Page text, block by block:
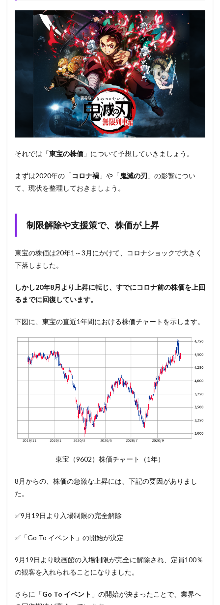
それでは「東宝の株価 」について予想していきましょう。
まずは2020年の「コロナ禍 」や「鬼滅の刃 」の影響につい
て、現状を整理しておきましょう。
制限解除や支援策で、株価が上昇
東宝の株価は20年1～3月にかけて、コロナショックで大きく
下落しました。
しかし20年8月より上昇に転じ、すでにコロナ前の株価を上回
るまでに回復しています。
下図に、東宝の直近1年間における株価チャートを示します。
東宝（9602）株価チャート（1年）
8月からの、株価の急激な上昇には、下記の要因がありまし
た。
✅9月19日より入場制限の完全解除
✅「Go To イベント」の開始が決定
9月19日より映画館の入場制限が完全に解除され、定員100％
の観客を入れられることになりました。
さらに「Go To イベント 」の開始が決まったことで、業界へ